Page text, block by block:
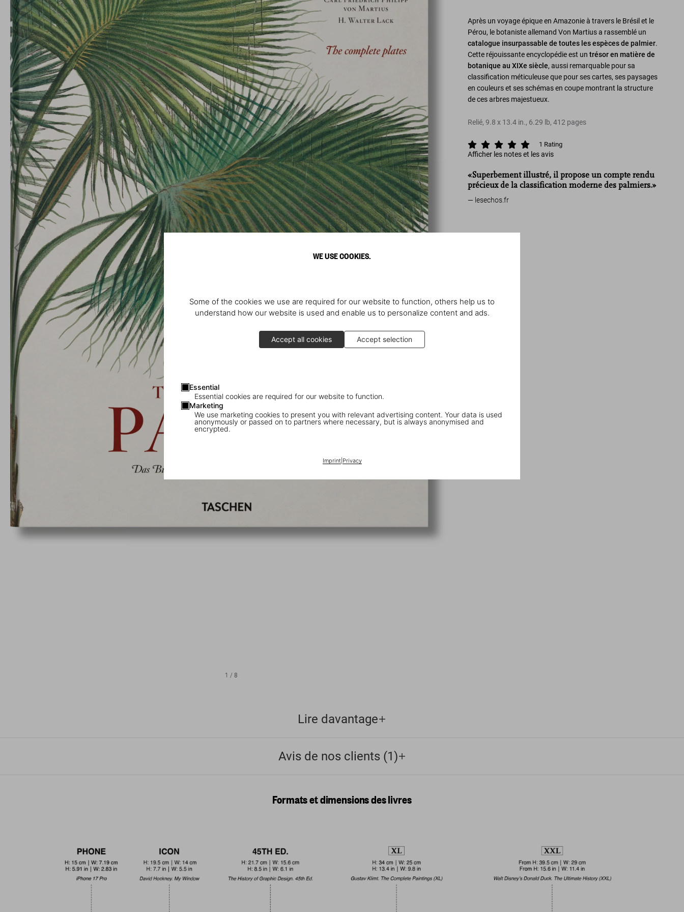
WE USE COOKIES.
Some of the cookies we use are required for our website to function, others help us to
understand how our website is used and enable us to personalize content and ads.
Accept all cookies Accept selection
Essential
Essential cookies are required for our website to function.
Marketing
We use marketing cookies to present you with relevant advertising content. Your data is used
anonymously or passed on to partners where necessary, but is always anonymised and
encrypted.
Imprint| Privacy
1 /8
Après un voyage épique en Amazonie à travers le Brésil et le
Pérou, le botaniste allemand Von Martius a rassemblé un
catalogue insurpassable de toutes les espèces de palmier.
Cette réjouissante encyclopédie est untrésor en matière de
botanique au XIXe siècle, aussi remarquable pour sa
classification méticuleuse que pour ses cartes, ses paysages
en couleurs et ses schémas en coupe montrant la structure
de ces arbres majestueux.
Relié,9.8 x 13.4 in., 6.29 lb,412 pages
1 Rating
Afficher les notes et les avis
«Superbement illustré, il propose un compte rendu
précieux de la classification moderne des palmiers.»
lesechos.fr
Lire davantage
Avis de nos clients (1)
Formats et dimensions des livres